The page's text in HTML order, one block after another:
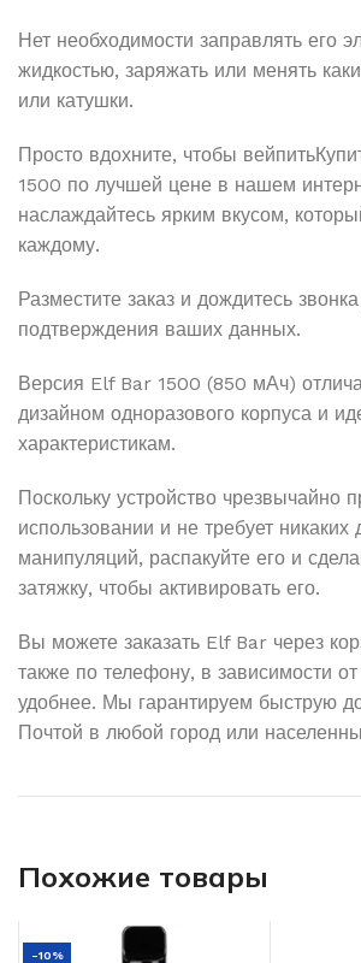
Нет необходимости заправлять его
жидкостью, заряжать или менять
или катушки.
Просто вдохните, чтобы
1500 по лучшей цене в нашем
наслаждайтесь ярким вкусом,
каждому.
Разместите заказ и дождитесь
подтверждения ваших данных.
Версия Elf Bar 1500 (850 мАч)
дизайном одноразового корпуса и
характеристикам.
Поскольку устройство чрезвычайно
использовании и не требует никаких
манипуляций, распакуйте его и
затяжку, чтобы активировать его.
Вы можете заказать Elf Bar через
также по телефону, в зависимости от
удобнее. Мы гарантируем быструю
Почтой в любой город или
Похожие товары
-10%